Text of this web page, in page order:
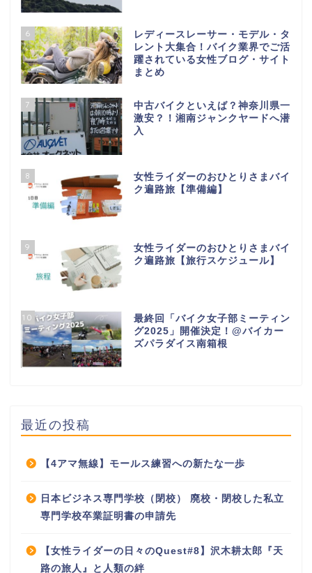
6
レディースレーサー・モデル・タ
レント大集合！バイク業界でご活
躍されている女性ブログ・サイト
まとめ
7
中古バイクといえば？神奈川県一
激安？！湘南ジャンクヤードへ潜
入
8
女性ライダーのおひとりさまバイ
ク遍路旅【準備編】
9
女性ライダーのおひとりさまバイ
ク遍路旅【旅行スケジュール】
10
最終回「バイク女子部ミーティン
グ2025」開催決定！@バイカー
ズパラダイス南箱根
最近の投稿
【4アマ無線】モールス練習への新たな一歩
日本ビジネス専門学校（閉校） 廃校・閉校した私立
専門学校卒業証明書の申請先
【女性ライダーの日々のQuest#8】沢木耕太郎『天
路の旅人』と人類の絆